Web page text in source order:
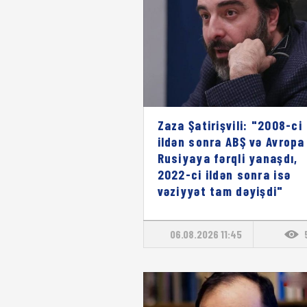
Zaza Şatirişvili: "2008-ci
ildən sonra ABŞ və Avropa
Rusiyaya fərqli yanaşdı,
2022-ci ildən sonra isə
vəziyyət tam dəyişdi"
06.08.2026 11:45